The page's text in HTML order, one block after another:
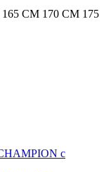
165 CM 170 CM 175